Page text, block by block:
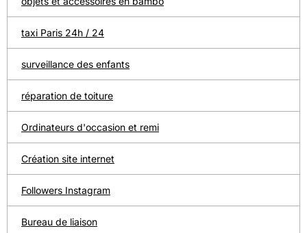
taxi Paris 24h / 24
surveillance des enfants
réparation de toiture
Ordinateurs d'occasion et remi
Création site internet
Followers Instagram
Bureau de liaison